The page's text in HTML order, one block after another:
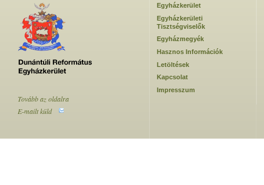
Egyházkerület
Egyházkerületi
Tisztségviselők
Egyházmegyék
Hasznos Információk
Letöltések
Kapcsolat
Impresszum
Tovább az oldalra
E-mailt küld